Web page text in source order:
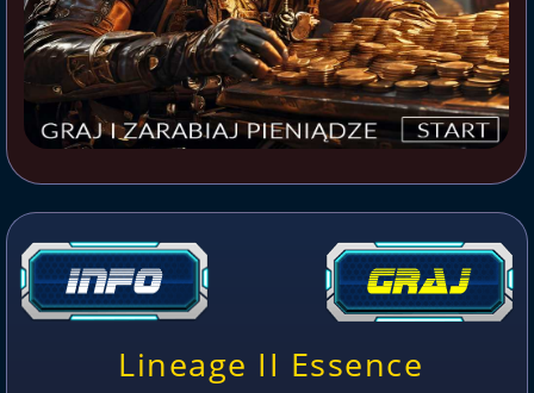
Lineage II Essence